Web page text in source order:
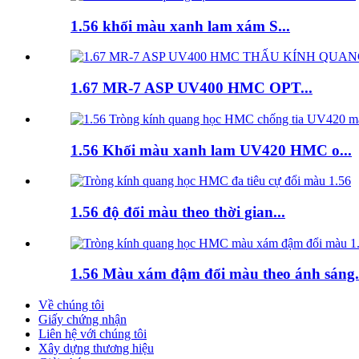
1.56 khối màu xanh lam xám S...
1.67 MR-7 ASP UV400 HMC OPT...
1.56 Khối màu xanh lam UV420 HMC o...
1.56 độ đổi màu theo thời gian...
1.56 Màu xám đậm đổi màu theo ánh
Về chúng tôi
Giấy chứng nhận
Liên hệ với chúng tôi
Xây dựng thương hiệu